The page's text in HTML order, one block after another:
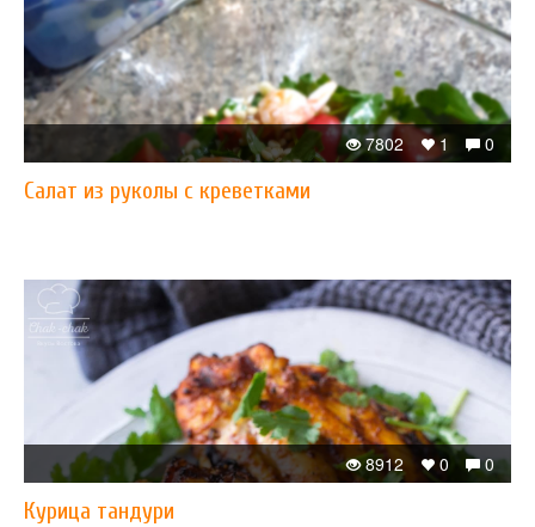
0
1
7802
Салат из руколы с креветками
0
0
8912
Курица тандури